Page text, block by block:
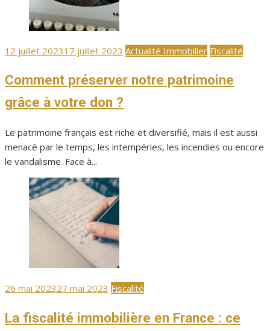
Publié
12 juillet 202317 juillet 2023 Actualité Immobilier Fiscalité
Comment préserver notre patrimoine
grâce à votre don ?
Le patrimoine français est riche et diversifié, mais il est aussi
menacé par le temps, les intempéries, les incendies ou encore
le vandalisme. Face à...
Publié
26 mai 202327 mai 2023 Fiscalité
La fiscalité immobilière en France : ce